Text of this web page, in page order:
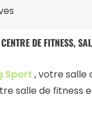
DE FITNESS,
Sport, votre salle
salle de fitness